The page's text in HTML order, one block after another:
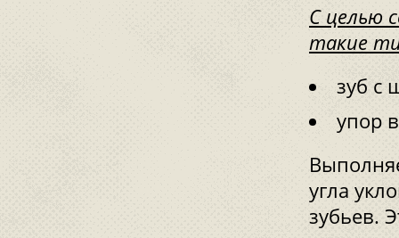
С целью
такие
зуб с
упор
угла
зубьев.